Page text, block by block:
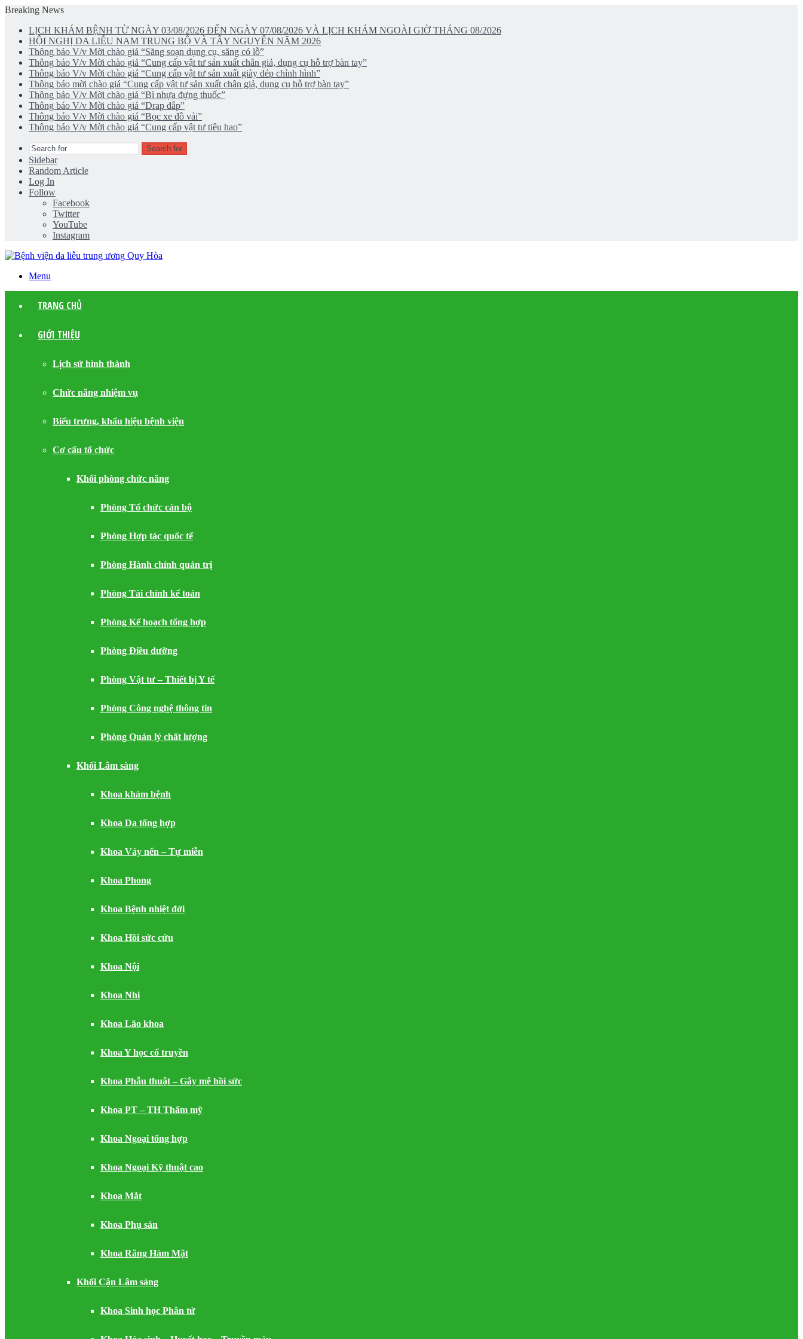
Breaking News
LỊCH KHÁM BỆNH TỪ NGÀY 03/08/2026 ĐẾN NGÀY 07/08/2026 VÀ LỊCH KHÁM NGOÀI GIỜ THÁNG 08/2026
HỘI NGHỊ DA LIỄU NAM TRUNG BỘ VÀ TÂY NGUYÊN NĂM 2026
Thông báo V/v Mời chào giá “Săng soạn dụng cụ, săng có lỗ”
Thông báo V/v Mời chào giá “Cung cấp vật tư sản xuất chân giả, dụng cụ hỗ trợ bàn tay”
Thông báo V/v Mời chào giá “Cung cấp vật tư sản xuất giày dép chỉnh hình”
Thông báo mời chào giá “Cung cấp vật tư sản xuất chân giả, dụng cụ hỗ trợ bàn tay”
Thông báo V/v Mời chào giá “Bì nhựa đựng thuốc”
Thông báo V/v Mời chào giá “Drap đắp”
Thông báo V/v Mời chào giá “Bọc xe đồ vải”
Thông báo V/v Mời chào giá “Cung cấp vật tư tiêu hao”
Search for
Sidebar
Random Article
Log In
Follow
Facebook
Twitter
YouTube
Instagram
Menu
TRANG CHỦ
GIỚI THIỆU
Lịch sử hình thành
Chức năng nhiệm vụ
Biểu trưng, khẩu hiệu bệnh viện
Cơ cấu tổ chức
Khối phòng chức năng
Phòng Tổ chức cán bộ
Phòng Hợp tác quốc tế
Phòng Hành chính quản trị
Phòng Tài chính kế toán
Phòng Kế hoạch tổng hợp
Phòng Điều dưỡng
Phòng Vật tư – Thiết bị Y tế
Phòng Công nghệ thông tin
Phòng Quản lý chất lượng
Khối Lâm sàng
Khoa khám bệnh
Khoa Da tổng hợp
Khoa Vảy nến – Tự miễn
Khoa Phong
Khoa Bệnh nhiệt đới
Khoa Hồi sức cứu
Khoa Nội
Khoa Nhi
Khoa Lão khoa
Khoa Y học cổ truyền
Khoa Phẫu thuật – Gây mê hồi sức
Khoa PT – TH Thẩm mỹ
Khoa Ngoại tổng hợp
Khoa Ngoại Kỹ thuật cao
Khoa Mắt
Khoa Phụ sản
Khoa Răng Hàm Mặt
Khối Cận Lâm sàng
Khoa Sinh học Phân tử